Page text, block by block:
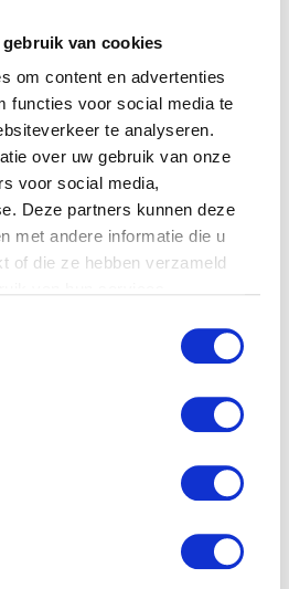
van cookies
om content en advertenties
functies voor social media te
te analyseren.
over uw gebruik van onze
voor social media,
Deze partners kunnen deze
met andere informatie die u
of die ze hebben verzameld